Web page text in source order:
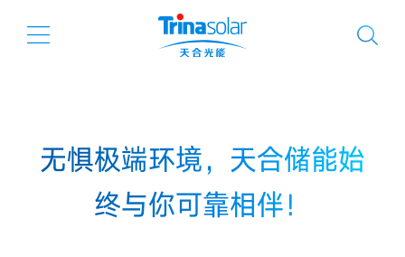
无惧极端环境，天合储能始
终与你可靠相伴！